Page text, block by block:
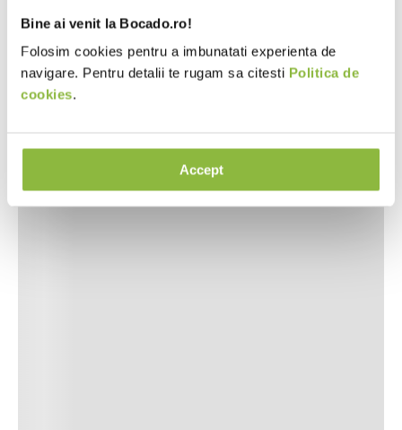
Bine ai venit la Bocado.ro!
Folosim cookies pentru a imbunatati experienta de
navigare. Pentru detalii te rugam sa citesti Politica de
cookies.
Accept